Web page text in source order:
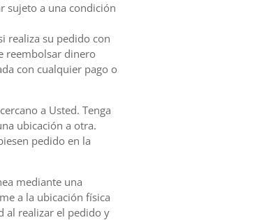
sujeto a una condición
realiza su pedido con
reembolsar dinero
con cualquier pago o
a Usted. Tenga
ubicación a otra.
pedido en la
mediante una
a la ubicación física
al realizar el pedido y